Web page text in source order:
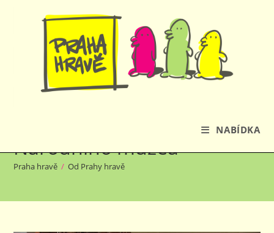
NABÍDKA
Národního muzea
Praha hravě / Od Prahy hravě